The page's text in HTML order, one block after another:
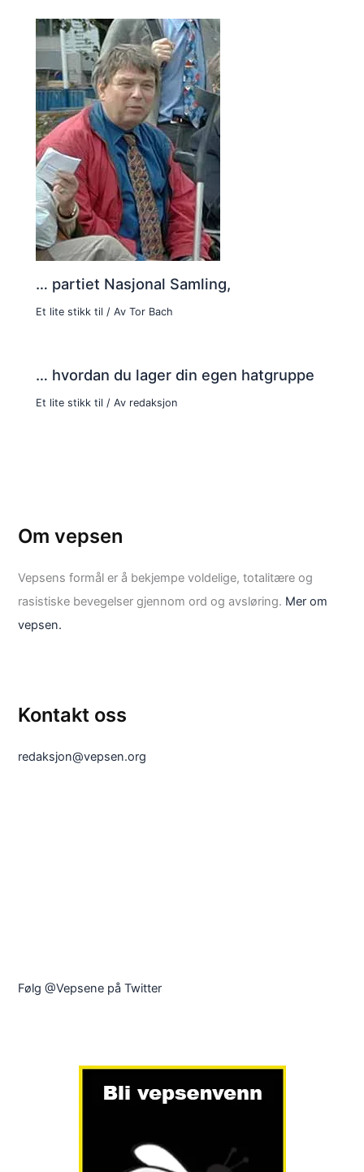
… partiet Nasjonal Samling,
Et lite stikk til / Av Tor Bach
… hvordan du lager din egen hatgruppe
Et lite stikk til / Av redaksjon
Om vepsen
Vepsens formål er å bekjempe voldelige, totalitære og
rasistiske bevegelser gjennom ord og avsløring. Mer om
vepsen.
Kontakt oss
redaksjon@vepsen.org
Følg @Vepsene på Twitter